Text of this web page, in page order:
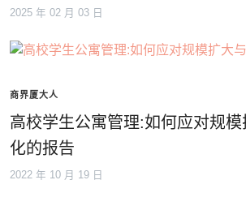
2025 年 02 月 03 日
商界厦大人
高校学生公寓管理:如何应对规
化的报告
2022 年 10 月 19 日